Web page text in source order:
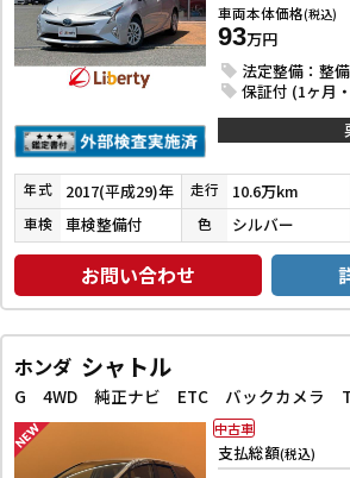
車両本体価格(税込)
93万円
法定整備：整
保証付 (1ヶ月
年式 2017(平成29)年 走行 10.6万km
車検 車検整備付 色 シルバー
お問い合わせ
ホンダ シャトル
支払総額(税込)
中古車